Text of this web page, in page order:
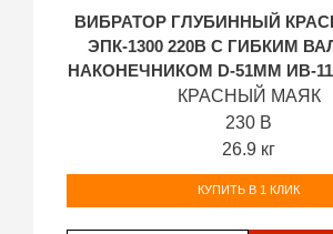
ВИБРАТОР ГЛУБИННЫЙ
ЭПК-1300 220В С ГИБКИМ
НАКОНЕЧНИКОМ D-51ММ ИВ-
КРАСНЫЙ МАЯК
230 В
26.9 кг
КУПИТЬ В 1 КЛИК